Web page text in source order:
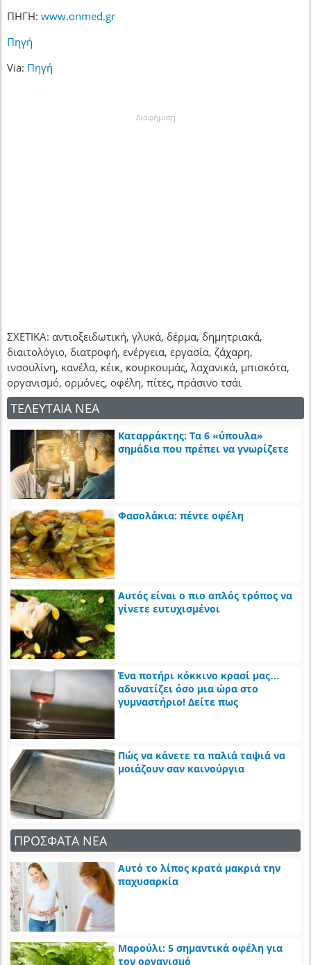
ΠΗΓΗ: www.onmed.gr
Πηγή
Via: Πηγή
Διαφήμιση
ΣΧΕΤΙΚΑ: αντιοξειδωτική, γλυκά, δέρμα, δημητριακά,
διαιτολόγιο, διατροφή, ενέργεια, εργασία, ζάχαρη,
ινσουλίνη, κανέλα, κέικ, κουρκουμάς, λαχανικά, μπισκότα,
οργανισμό, ορμόνες, οφέλη, πίτες, πράσινο τσάι
ΤΕΛΕΥΤΑΙΑ ΝΕΑ
Καταρράκτης: Τα 6 «ύπουλα»
σημάδια που πρέπει να γνωρίζετε
Φασολάκια: πέντε οφέλη
Αυτός είναι ο πιο απλός τρόπος να
γίνετε ευτυχισμένοι
Ένα ποτήρι κόκκινο κρασί μας…
αδυνατίζει όσο μια ώρα στο
γυμναστήριο! Δείτε πως
Πώς να κάνετε τα παλιά ταψιά να
μοιάζουν σαν καινούργια
ΠΡΟΣΦΑΤΑ ΝΕΑ
Αυτό το λίπος κρατά μακριά την
παχυσαρκία
Μαρούλι: 5 σημαντικά οφέλη για
τον οργανισμό